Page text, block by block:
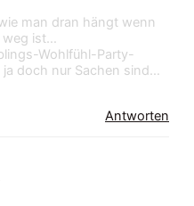
man dran hängt wenn
weg ist…
Wohlfühl-Party-
doch nur Sachen sind…
Antworten